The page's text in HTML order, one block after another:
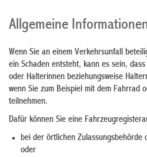
Allgemeine
Wenn Sie an einem Verkehrsunfall
ein Schaden entsteht, kann es sein,
oder Halterinnen beziehungsweise
wenn Sie zum Beispiel mit dem Fahrrad
teilnehmen.
Dafür können Sie eine
bei der örtlichen Zulassungsbehörde
oder